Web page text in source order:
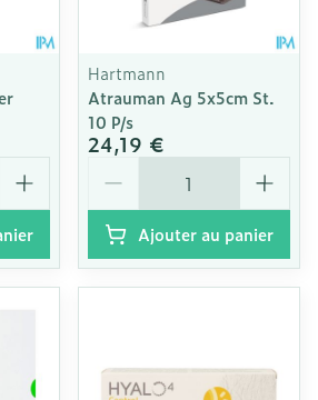
Hartmann
Atrauman Ag 5x5cm St.
10 P/s
24,19 €
Ajouter au panier